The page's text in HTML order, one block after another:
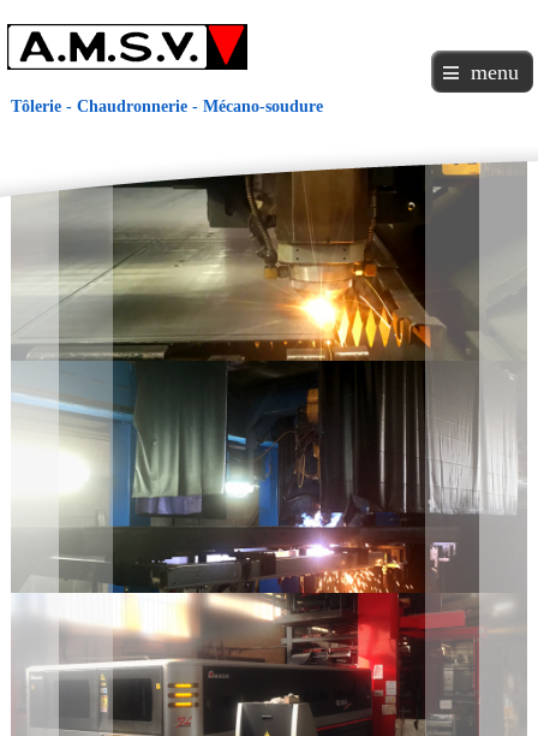
Tôlerie - Chaudronnerie - Mécano-soudure
menu